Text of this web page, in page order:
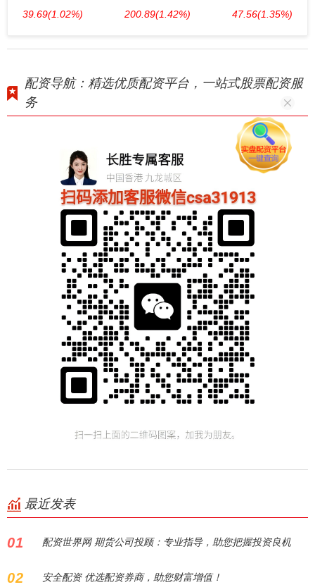
39.69(1.02%) 200.89(1.42%) 47.56(1.35%)
配资导航：精选优质配资平台，一站式股票配资服
务
最近发表
01 配资世界网 期货公司投顾：专业指导，助您把握投资良机
02 安全配资 优选配资券商，助您财富增值！